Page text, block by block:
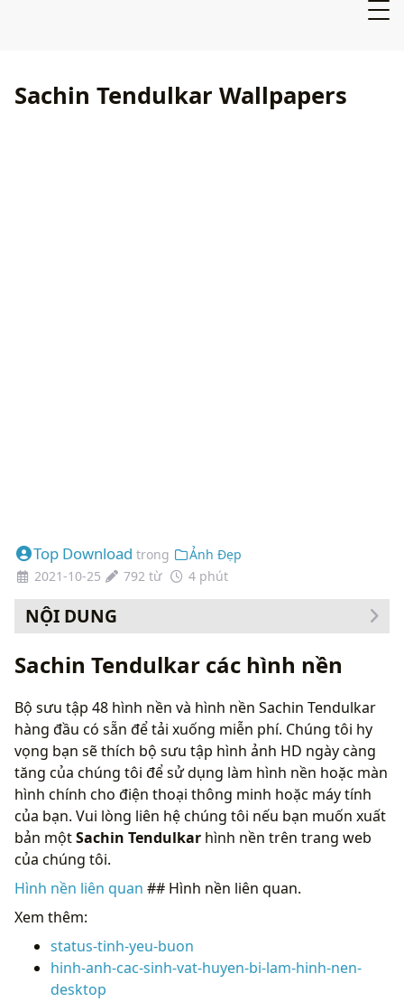
Sachin Tendulkar Wallpapers
Top Download trong
Ảnh Đẹp
2021-10-25
792 từ 4 phút
NỘI DUNG
Sachin Tendulkar các hình nền
Bộ sưu tập 48 hình nền và hình nền Sachin Tendulkar
hàng đầu có sẵn để tải xuống miễn phí. Chúng tôi hy
vọng bạn sẽ thích bộ sưu tập hình ảnh HD ngày càng
tăng của chúng tôi để sử dụng làm hình nền hoặc màn
hình chính cho điện thoại thông minh hoặc máy tính
của bạn. Vui lòng liên hệ chúng tôi nếu bạn muốn xuất
bản mộtSachin Tendulkar hình nền trên trang web
của chúng tôi.
Hình nền liên quan ## Hình nền liên quan.
Xem thêm:
status-tinh-yeu-buon
hinh-anh-cac-sinh-vat-huyen-bi-lam-hinh-nen-
desktop